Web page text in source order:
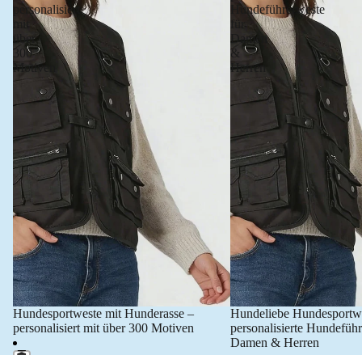
personalisiert
über
300
Motiven
Hundesportweste mit Hunderasse –
personalisiert mit über 300 Motiven
Hundeführerweste
Damen
&
Herren
Hundeliebe
personalisierte
Damen & Herren